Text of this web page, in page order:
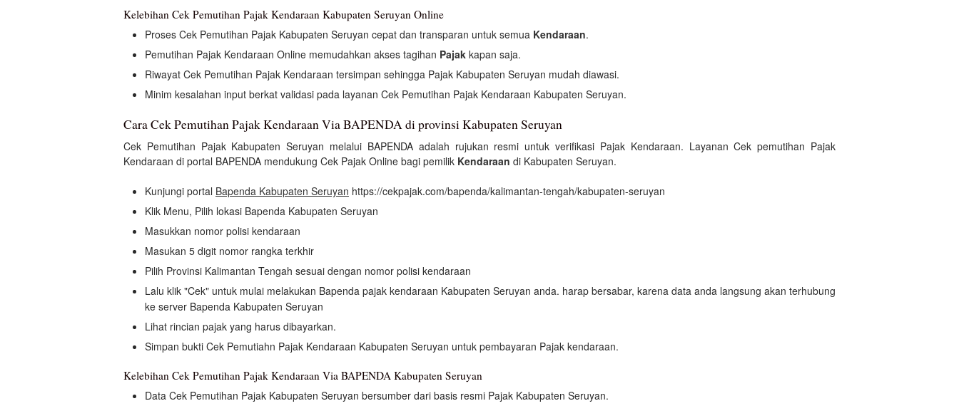
Kelebihan Cek Pemutihan Pajak Kendaraan Kabupaten Seruyan Online
Proses Cek Pemutihan Pajak Kabupaten Seruyan cepat dan transparan untuk semua Kendaraan.
Pemutihan Pajak Kendaraan Online memudahkan akses tagihan Pajak kapan saja.
Riwayat Cek Pemutihan Pajak Kendaraan tersimpan sehingga Pajak Kabupaten Seruyan mudah diawasi.
Minim kesalahan input berkat validasi pada layanan Cek Pemutihan Pajak Kendaraan Kabupaten Seruyan.
Cara Cek Pemutihan Pajak Kendaraan Via BAPENDA di provinsi Kabupaten Seruyan
Cek Pemutihan Pajak Kabupaten Seruyan melalui BAPENDA adalah rujukan resmi untuk verifikasi Pajak Kendaraan. Layanan Cek pemutihan Pajak
Kendaraan di portal BAPENDA mendukung Cek Pajak Online bagi pemilik Kendaraan di Kabupaten Seruyan.
Kunjungi portal Bapenda Kabupaten Seruyan https://cekpajak.com/bapenda/kalimantan-tengah/kabupaten-seruyan
Klik Menu, Pilih lokasi Bapenda Kabupaten Seruyan
Masukkan nomor polisi kendaraan
Masukan 5 digit nomor rangka terkhir
Pilih Provinsi Kalimantan Tengah sesuai dengan nomor polisi kendaraan
Lalu klik "Cek" untuk mulai melakukan Bapenda pajak kendaraan Kabupaten Seruyan anda. harap bersabar, karena data anda langsung akan terhubung
ke server Bapenda Kabupaten Seruyan
Lihat rincian pajak yang harus dibayarkan.
Simpan bukti Cek Pemutiahn Pajak Kendaraan Kabupaten Seruyan untuk pembayaran Pajak kendaraan.
Kelebihan Cek Pemutihan Pajak Kendaraan Via BAPENDA Kabupaten Seruyan
Data Cek Pemutihan Pajak Kabupaten Seruyan bersumber dari basis resmi Pajak Kabupaten Seruyan.